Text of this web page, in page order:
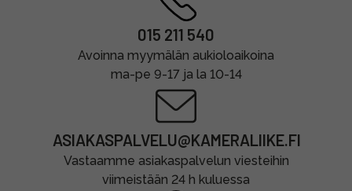
015 211 540
Avoinna myymälän aukioloaikoina
ma-pe 9-17 ja la 10-14
ASIAKASPALVELU@KAMERALIIKE.FI
Vastaamme asiakaspalvelun viesteihin
viimeistään 24 h kuluessa